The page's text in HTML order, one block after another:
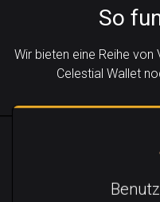
So
Wir bieten eine Reihe
Celestial Wallet